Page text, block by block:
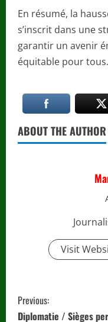
En résumé, la
s’inscrit dans une
garantir un avenir
équitable pour tous.
ABOUT THE AUTHOR
Visit
C
Previous:
Diplomatie / Sièges